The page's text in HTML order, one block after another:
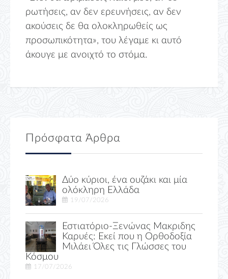
ρωτήσεις, αν δεν ερευνήσεις, αν δεν
ακούσεις δε θα ολοκληρωθείς ως
προσωπικότητα», του λέγαμε κι αυτό
άκουγε με ανοιχτό το στόμα.
Πρόσφατα Άρθρα
Δύο κύριοι, ένα ουζάκι και μία
ολόκληρη Ελλάδα
19/07/2026
Εστιατόριο-Ξενώνας Μακριδης
Καρυές: Εκεί που η Ορθοδοξία
Μιλάει Όλες τις Γλώσσες του
Κόσμου
17/07/2026